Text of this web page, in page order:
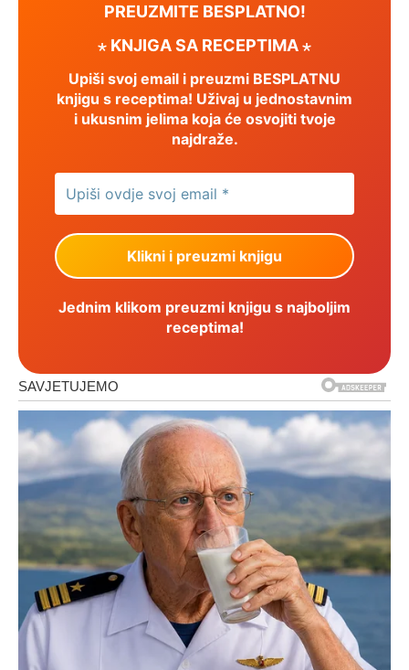
PREUZMITE BESPLATNO!
⋆ KNJIGA SA RECEPTIMA ⋆
Upiši svoj email i preuzmi BESPLATNU
knjigu s receptima! Uživaj u jednostavnim
i ukusnim jelima koja će osvojiti tvoje
najdraže.
Jednim klikom preuzmi knjigu s najboljim
receptima!